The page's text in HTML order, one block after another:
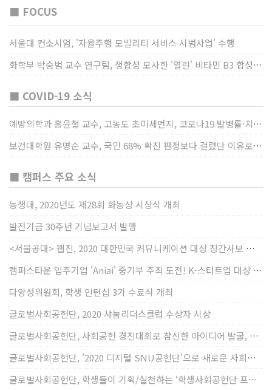
■ FOCUS
서울대 컨소시엄, '자율주행 모빌리티 서비스 시범사업' 수행
화학부 박승범 교수 연구팀, 생합성 모사한 '열린' 비타민 B3 합성법 개발
■ COVID-19 소식
예방의학과 홍윤철 교수, 고농도 초미세먼지, 코로나19 발병률·치명률 높인다
보건대학원 유명순 교수, 국민 68% 확진 판정보다 걸렸단 이유로 비난받는 걸 더 두려해
■ 캠퍼스 주요 소식
농생대, 2020년도 제28회 화농상 시상식 개최
발전기금 30주년 기념보고서 발행
<서울공대> 웹진, 2020 대한민국 커뮤니케이션 대상 창간사보 부문 최우수상 선정
캠퍼스타운 입주기업 'Aniai' 중기부 주최 도전! K-스타트업 대상 수상
다양성위원회, 학생 인턴십 3기 수료식 개최
글로벌사회공헌단, 2020 샤눔리더스클럽 수상자 시상
글로벌사회공헌단, 사회공헌 경진대회로 참신한 아이디어 발굴, 지원
글로벌사회공헌단, '2020 디지털 SNU공헌단'으로 새로운 사회공헌에 도전
글로벌사회공헌단, 학생들이 기획/실천하는 ‘학생사회공헌단 프로젝트’ 진행